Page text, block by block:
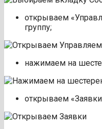
открываем
группу;
нажимаем на
открываем